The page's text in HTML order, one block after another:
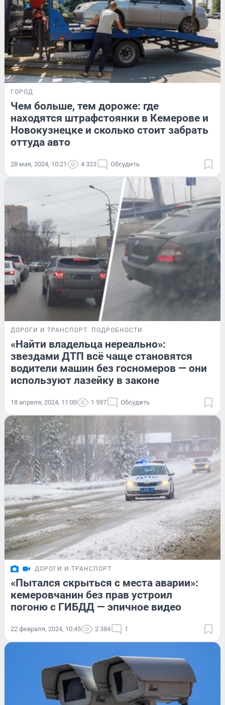
ГОРОД
Чем больше, тем дороже: где
находятся штрафстоянки в Кемерове и
Новокузнецке и сколько стоит забрать
оттуда авто
28 мая, 2024, 10:21 4 323 Обсудить
ДОРОГИ И ТРАНСПОРТ ПОДРОБНОСТИ
«Найти владельца нереально»:
звездами ДТП всё чаще становятся
водители машин без госномеров — они
используют лазейку в законе
18 апреля, 2024, 11:00 1 597 Обсудить
ДОРОГИ И ТРАНСПОРТ
«Пытался скрыться с места аварии»:
кемеровчанин без прав устроил
погоню с ГИБДД — эпичное видео
22 февраля, 2024, 10:45 2 384 1